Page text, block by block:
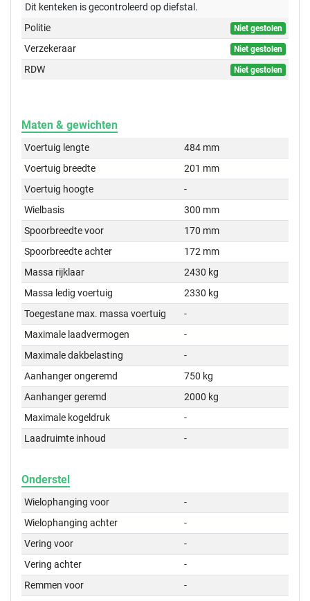
Dit kenteken is gecontroleerd opdiefstal.
Politie
Niet gestolen
Verzekeraar Niet gestolen
RDW Niet gestolen
Maten & gewichten
Voertuig lengte
484 mm
Voertuig breedte
201 mm
Voertuig hoogte
-
Wielbasis
300 mm
Spoorbreedte voor
170 mm
Spoorbreedte achter
172 mm
Massa rijklaar
2430 kg
Massa ledig voertuig
2330 kg
Toegestane max. massa voertuig
-
Maximale laadvermogen
-
Maximale dakbelasting
-
Aanhanger ongeremd
750 kg
Aanhanger geremd
2000 kg
Maximale kogeldruk
-
Laadruimte inhoud
-
Onderstel
Wielophanging voor
-
Wielophanging achter
-
Vering voor
-
Vering achter
-
Remmen voor
-